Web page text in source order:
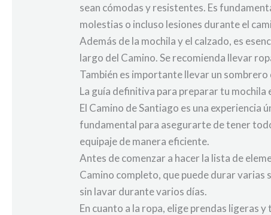
sean cómodas y resistentes. Es
molestias o incluso lesiones durante el
Además de la mochila y el calzado, es
largo del Camino. Se recomienda llevar
También es importante llevar un
La guía definitiva para preparar tu mochila
El Camino de Santiago es una experiencia
fundamental para asegurarte de tener
equipaje de manera eficiente.
Antes de comenzar a hacer la lista de
Camino completo, que puede durar
sin lavar durante varios días.
En cuanto a la ropa, elige prendas ligeras